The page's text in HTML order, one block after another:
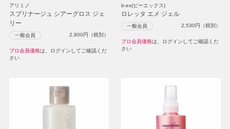
アリミノ
スプリナージュ シアーグロス ジェ
リー
一般会員 2,900円（税別）
プロ会員価格は、ログインしてご確認くだ
さい
b-ex(ビーエックス)
ロレッタ エメ ジェル
一般会員 2,530円（税別）
プロ会員価格は、ログインしてご確認くだ
さい